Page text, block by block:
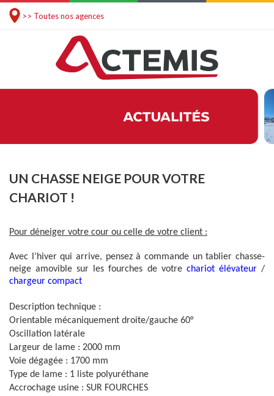
>> Toutes nos agences
UN CHASSE NEIGE POUR VOTRE
CHARIOT !
Pour déneiger votre cour ou celle de votre client :
Avec l’hiver qui arrive, pensez à commande un tablier chasse-
neige amovible sur les fourches de votre chariot élévateur/
chargeur compact
Description technique :
Orientable mécaniquement droite/gauche 60°
Oscillation latérale
Largeur de lame : 2000 mm
Voie dégagée : 1700 mm
Type de lame : 1 liste polyuréthane
Accrochage usine : SUR FOURCHES